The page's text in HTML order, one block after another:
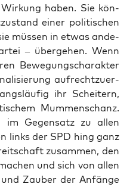
haben. Sie kön­
einer poli­ti­schen
müs­sen in etwas ande­
– über­ge­hen. Wenn
Bewe­gungs­cha­rak­ter
auf­recht­zu­er­
ihr Schei­tern,
Mum­men­schanz.
Gegen­satz zu allen
links der SPD hing ganz
zusam­men, den
und sich von allen
Zau­ber der Anfän­ge